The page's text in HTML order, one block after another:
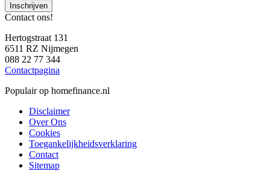
Inschrijven
Contact ons!
Hertogstraat 131
6511 RZ Nijmegen
088 22 77 344
Contactpagina
Populair op homefinance.nl
Disclaimer
Over Ons
Cookies
Toegankelijkheidsverklaring
Contact
Sitemap